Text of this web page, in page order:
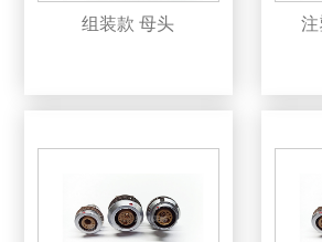
组装款 母头